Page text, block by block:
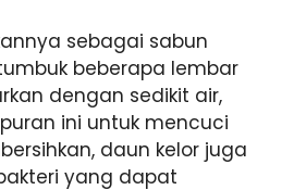
sebagai sabun
beberapa lembar
dengan sedikit air,
ini untuk mencuci
daun kelor juga
yang dapat